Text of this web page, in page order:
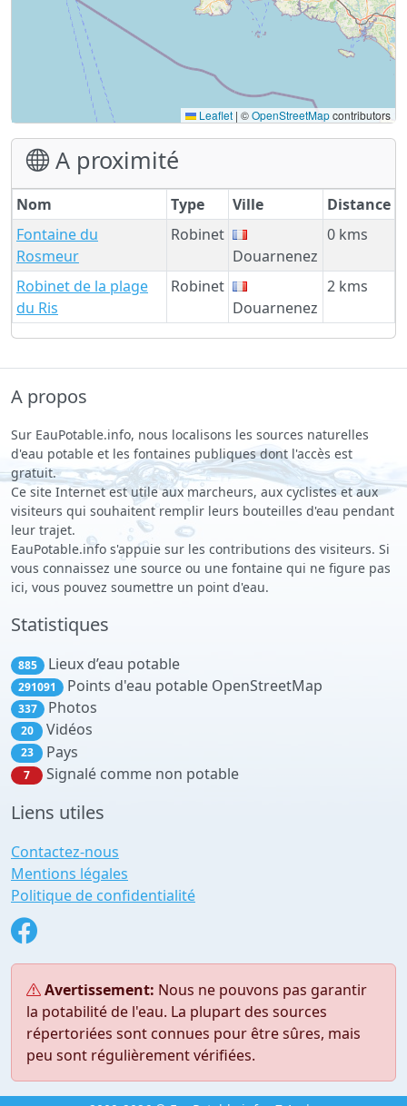
Leaflet | ©OpenStreetMapcontributors
A proximité
Nom Type Ville
Distance
Fontaine du
Rosmeur
Robinet
Douarnenez
0 kms
Robinet de la plage
du Ris
Robinet
Douarnenez
2 kms
A propos
Sur EauPotable.info, nous localisons les sources naturelles
d'eau potable et les fontaines publiques dont l'accès est
gratuit.
Ce site Internet est utile aux marcheurs, aux cyclistes et aux
visiteurs qui souhaitent remplir leurs bouteilles d'eau pendant
leur trajet.
EauPotable.info s'appuie sur les contributions des visiteurs. Si
vous connaissez une source ou une fontaine qui ne figure pas
ici, vous pouvez soumettre un point d'eau.
Statistiques
885 Lieux d’eau potable
291091 Points d'eau potable OpenStreetMap
337 Photos
20 Vidéos
23 Pays
7 Signalé comme non potable
Liens utiles
Contactez-nous
Mentions légales
Politique de confidentialité
Avertissement: Nous ne pouvons pas garantir
la potabilité de l'eau. La plupart des sources
répertoriées sont connues pour être sûres, mais
peu sont régulièrement vérifiées.